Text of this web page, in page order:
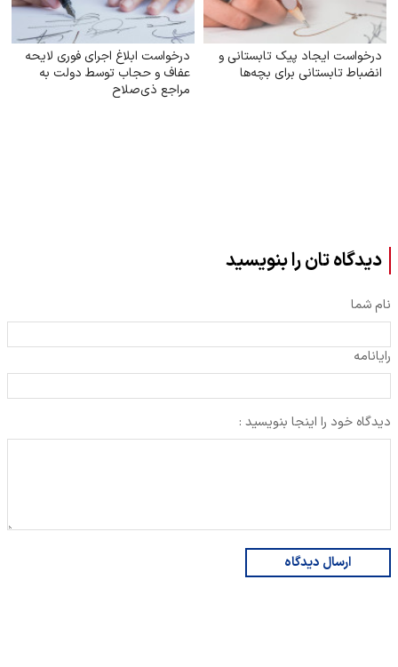
درخواست ایجاد پیک تابستانی و
انضباط تابستانی برای بچه‌ها
درخواست ابلاغ اجرای فوری لایحه
عفاف و حجاب توسط دولت به
مراجع ذی‌صلاح
دیدگاه تان را بنویسید
نام شما
رایانامه
دیدگاه خود را اینجا بنویسید :
ارسال دیدگاه